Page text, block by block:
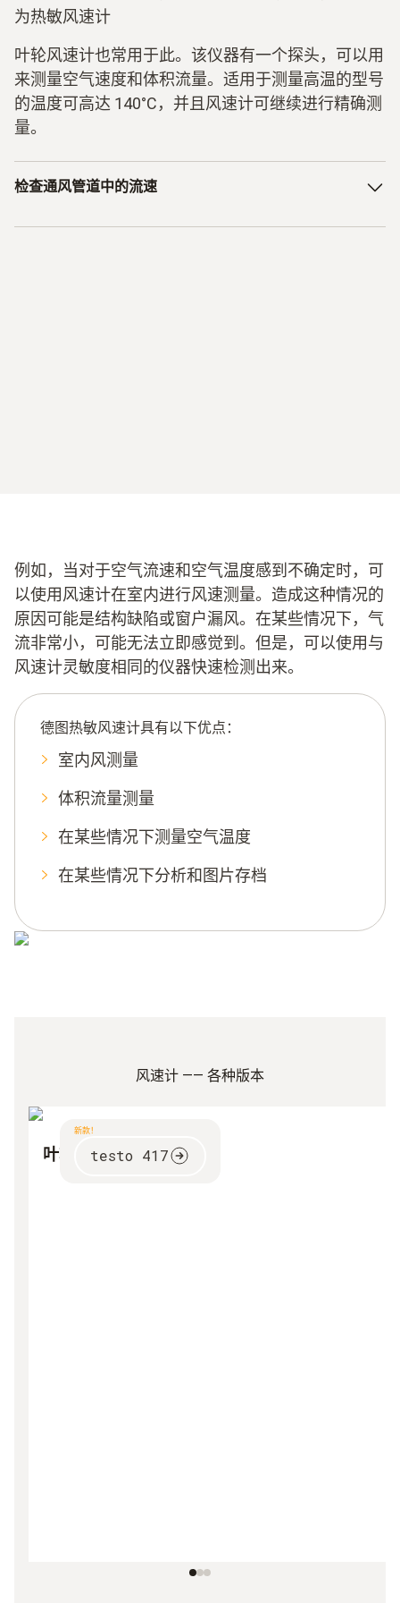
为热敏风速计
叶轮风速计也常用于此。该仪器有一个探头，可以用
来测量空气速度和体积流量。适用于测量高温的型号
的温度可高达 140°C，并且风速计可继续进行精确测
量。
检查通风管道中的流速
例如，当对于空气流速和空气温度感到不确定时，可
以使用风速计在室内进行风速测量。造成这种情况的
原因可能是结构缺陷或窗户漏风。在某些情况下，气
流非常小，可能无法立即感觉到。但是，可以使用与
风速计灵敏度相同的仪器快速检测出来。
德图热敏风速计具有以下优点：
室内风测量
体积流量测量
在某些情况下测量空气温度
在某些情况下分析和图片存档
风速计 —— 各种版本
新款！
testo 417
叶轮风速仪